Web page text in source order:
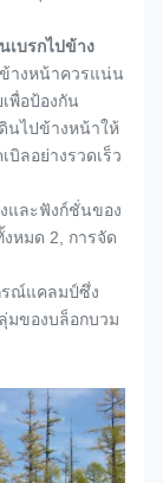
เบรกไปข้าง
ข้างหน้าควรแน่น
พื่อป้องกัน
ดินไปข้างหน้าให้
บิลอย่างรวดเร็ว
และฟังก์ชั่นของ
หมด 2, การจัด
รณ์แคลมป์ซึ่ง
มของบล็อกบวม